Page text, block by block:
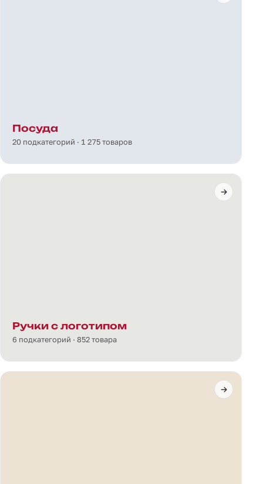
Посуда
20 подкатегорий · 1 275 товаров
Ручки с логотипом
6 подкатегорий · 852 товара